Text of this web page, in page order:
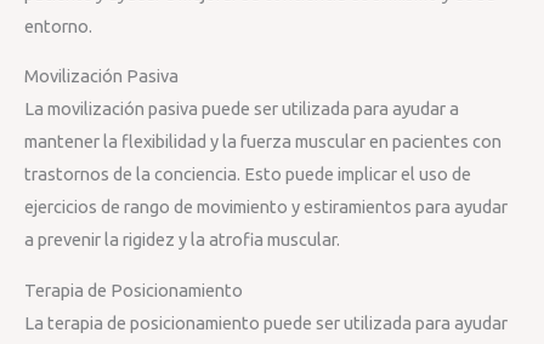
entorno.
Movilización Pasiva
La movilización pasiva puede ser utilizada para ayudar a
mantener la flexibilidad y la fuerza muscular en pacientes con
trastornos de la conciencia. Esto puede implicar el uso de
ejercicios de rango de movimiento y estiramientos para ayudar
a prevenir la rigidez y la atrofia muscular.
Terapia de Posicionamiento
La terapia de posicionamiento puede ser utilizada para ayudar